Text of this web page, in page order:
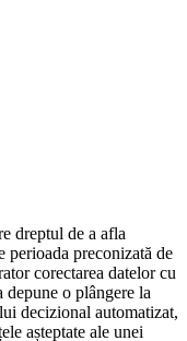
dreptul de a afla
perioada preconizată de
corectarea datelor cu
depune o plângere la
decizional automatizat,
așteptate ale unei